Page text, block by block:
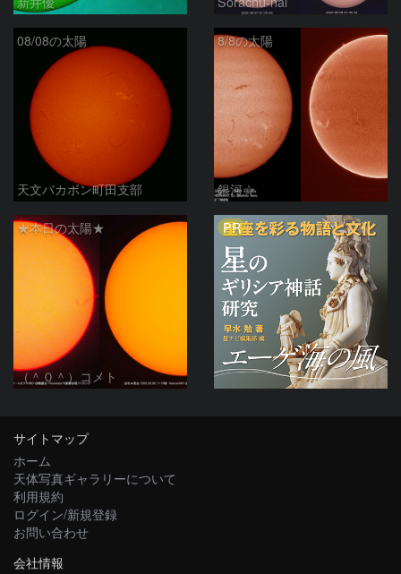
08/08の太陽
天文バカボン町田支部
8/8の太陽
銀河☆
★本日の太陽★
（＾０＾）コメト
PR
サイトマップ
ホーム
天体写真ギャラリーについて
利用規約
ログイン/新規登録
お問い合わせ
会社情報